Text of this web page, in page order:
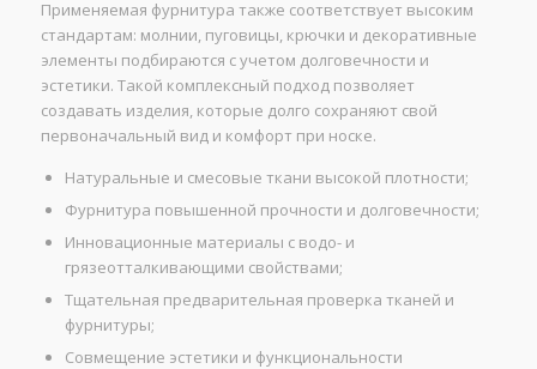
Применяемая фурнитура также соответствует высоким
стандартам: молнии, пуговицы, крючки и декоративные
элементы подбираются с учетом долговечности и
эстетики. Такой комплексный подход позволяет
создавать изделия, которые долго сохраняют свой
первоначальный вид и комфорт при носке.
Натуральные и смесовые ткани высокой плотности;
Фурнитура повышенной прочности и долговечности;
Инновационные материалы с водо- и
грязеотталкивающими свойствами;
Тщательная предварительная проверка тканей и
фурнитуры;
Совмещение эстетики и функциональности